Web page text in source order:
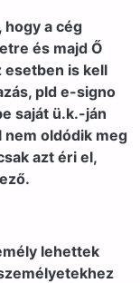
hogy a cég
és majd Ő
esetben is kell
pld e-signo
saját ü.k.-ján
oldódik meg
azt éri el,
lehettek